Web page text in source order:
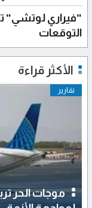
"فيراري لوتشي"
التوقعات
الأكثر قراءة
تقارير
موجات الحر